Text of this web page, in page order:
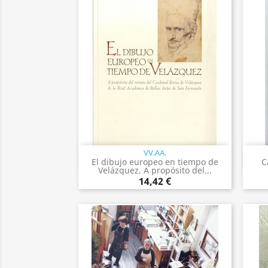
VV.AA.
El dibujo europeo en tiempo de
Velázquez. A propósito del...
14,42 €
Vista rápida